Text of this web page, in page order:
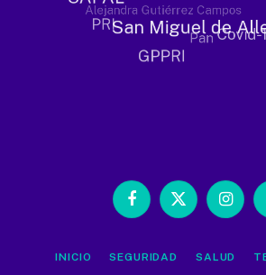
Facebook
X
INICIO SEGURIDAD SALUD